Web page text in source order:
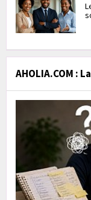
AHOLIA.COM :